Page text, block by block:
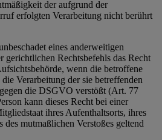
der aufgrund der
erfolgten Verarbeitung nicht berührt
eines anderweitigen
gerichtlichen Rechtsbefehls das Recht
wenn die betroffene
Verarbeitung der sie betreffenden
die DSGVO verstößt (Art. 77
kann dieses Recht bei einer
ihres Aufenthaltsorts, ihres
des mutmaßlichen Verstoßes geltend